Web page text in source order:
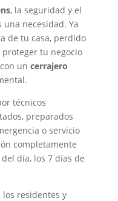
, la seguridad y el
una necesidad. Ya
de tu casa, perdido
proteger tu negocio
un cerrajero
técnicos
preparados
o servicio
completamente
día, los 7 días de
los residentes y